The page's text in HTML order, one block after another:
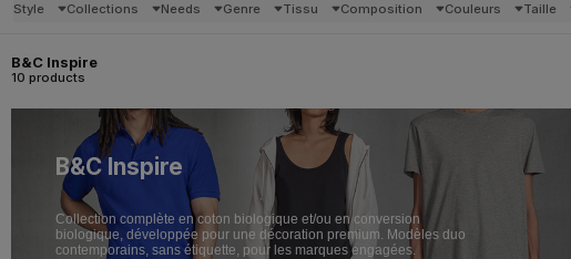
Style Collections Needs Genre Tissu Composition Couleurs Taille
B&C Inspire
10 products
B&C Inspire
Collection complète en coton biologique et/ou en conversion
biologique, développée pour une décoration premium. Modèles duo
contemporains, sans étiquette, pour les marques engagées.